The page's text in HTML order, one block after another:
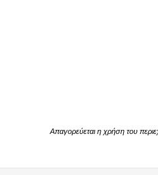
Απαγορεύεται η χρήση του